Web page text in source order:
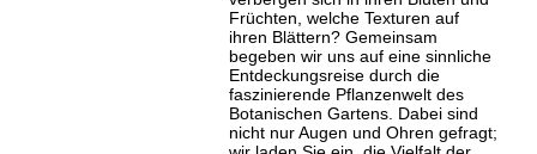
Früchten, welche Texturen auf
ihren Blättern? Gemeinsam
begeben wir uns auf eine sinnliche
Entdeckungsreise durch die
faszinierende Pflanzenwelt des
Botanischen Gartens. Dabei sind
nicht nur Augen und Ohren gefragt;